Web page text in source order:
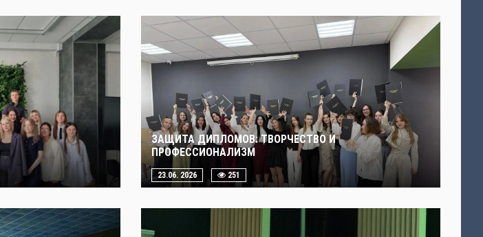
ЗАЩИТА ДИПЛОМОВ: ТВОРЧЕСТВО И
ПРОФЕССИОНАЛИЗМ
23.06. 2026 251